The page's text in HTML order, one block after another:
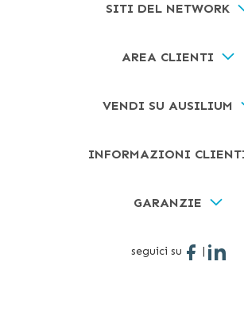
SITI DEL NETWORK
AREA CLIENTI
VENDI SU AUSILIUM
INFORMAZIONI
GARANZIE
seguici su |